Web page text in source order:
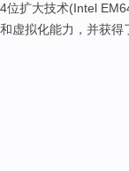
位扩大技术(Intel
虚拟化能力，并获得